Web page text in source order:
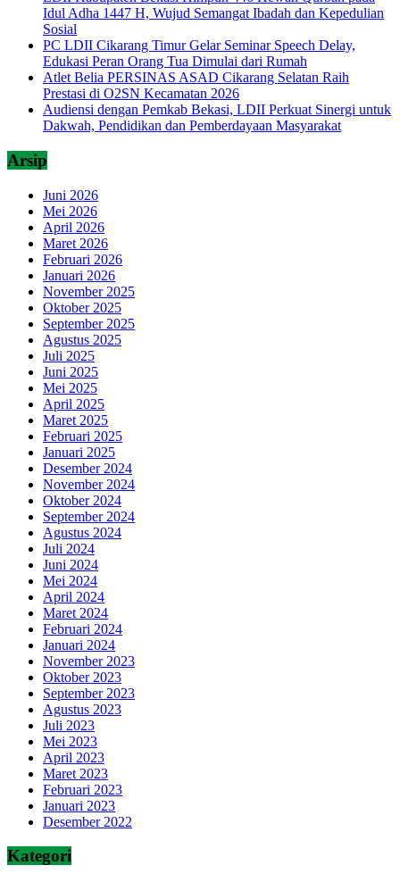
Idul Adha 1447 H, Wujud Semangat Ibadah dan Kepedulian
Sosial
PC LDII Cikarang Timur Gelar Seminar Speech Delay,
Edukasi Peran Orang Tua Dimulai dari Rumah
Atlet Belia PERSINAS ASAD Cikarang Selatan Raih
Prestasi di O2SN Kecamatan 2026
Audiensi dengan Pemkab Bekasi, LDII Perkuat Sinergi untuk
Dakwah, Pendidikan dan Pemberdayaan Masyarakat
Arsip
Juni 2026
Mei 2026
April 2026
Maret 2026
Februari 2026
Januari 2026
November 2025
Oktober 2025
September 2025
Agustus 2025
Juli 2025
Juni 2025
Mei 2025
April 2025
Maret 2025
Februari 2025
Januari 2025
Desember 2024
November 2024
Oktober 2024
September 2024
Agustus 2024
Juli 2024
Juni 2024
Mei 2024
April 2024
Maret 2024
Februari 2024
Januari 2024
November 2023
Oktober 2023
September 2023
Agustus 2023
Juli 2023
Mei 2023
April 2023
Maret 2023
Februari 2023
Januari 2023
Desember 2022
Kategori